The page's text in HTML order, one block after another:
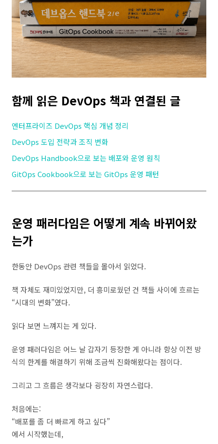
함께 읽은 DevOps 책과 연결된 글
엔터프라이즈 DevOps 핵심 개념 정리
DevOps 도입 전략과 조직 변화
DevOps Handbook으로 보는 배포와 운영 원칙
GitOps Cookbook으로 보는 GitOps 운영 패턴
운영 패러다임은 어떻게 계속 바뀌어왔
는가
한동안 DevOps 관련 책들을 몰아서 읽었다.
책 자체도 재미있었지만, 더 흥미로웠던 건 책들 사이에 흐르는
“시대의 변화”였다.
읽다 보면 느껴지는 게 있다.
운영 패러다임은 어느 날 갑자기 등장한 게 아니라 항상 이전 방
식의 한계를 해결하기 위해 조금씩 진화해왔다는 점이다.
그리고 그 흐름은 생각보다 굉장히 자연스럽다.
처음에는:
“배포를 좀 더 빠르게 하고 싶다”
에서 시작했는데,